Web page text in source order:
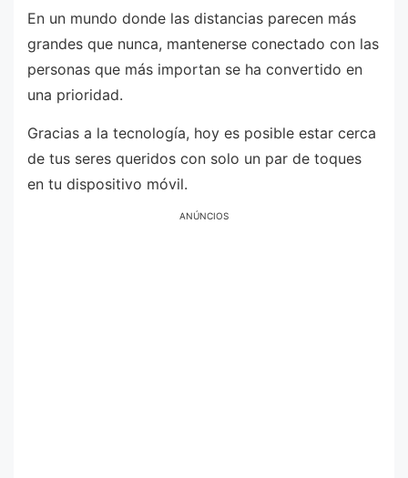
En un mundo donde las distancias parecen más
grandes que nunca, mantenerse conectado con las
personas que más importan se ha convertido en
una prioridad.
Gracias a la tecnología, hoy es posible estar cerca
de tus seres queridos con solo un par de toques
en tu dispositivo móvil.
ANÚNCIOS